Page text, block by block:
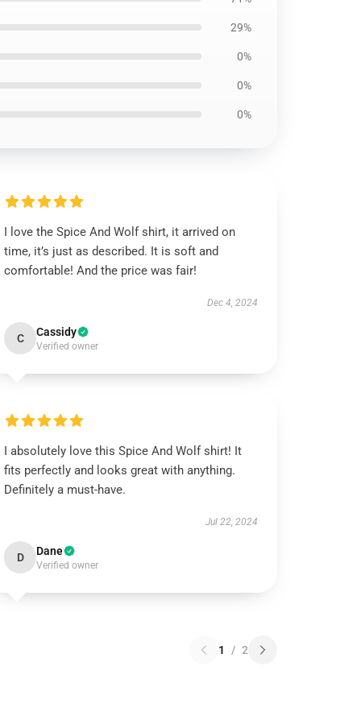
29%
0%
0%
0%
I love the Spice And Wolf shirt, it arrived on
time, it’s just as described. It is soft and
comfortable! And the price was fair!
Dec 4, 2024
C Cassidy
Verified owner
I absolutely love this Spice And Wolf shirt! It
fits perfectly and looks great with anything.
Definitely a must-have.
Jul 22, 2024
D Dane
Verified owner
1 / 2